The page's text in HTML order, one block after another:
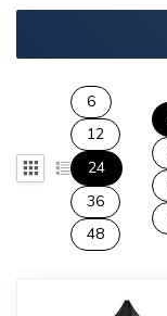
6
12
24
36
48